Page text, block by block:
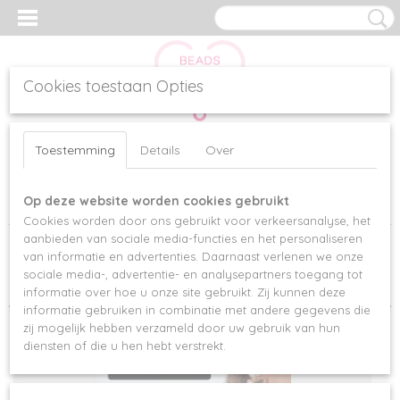
Inloggen Registreren
Home >Oorbellen>Resin (kunsthars) oorbellen
Sorteer op:
Cookies toestaan Opties
Toestemming Details Over
Op deze website worden cookies gebruikt
Cookies worden door ons gebruikt voor verkeersanalyse, het
aanbieden van sociale media-functies en het personaliseren
van informatie en advertenties. Daarnaast verlenen we onze
sociale media-, advertentie- en analysepartners toegang tot
informatie over hoe u onze site gebruikt. Zij kunnen deze
informatie gebruiken in combinatie met andere gegevens die
zij mogelijk hebben verzameld door uw gebruik van hun
diensten of die u hen hebt verstrekt.